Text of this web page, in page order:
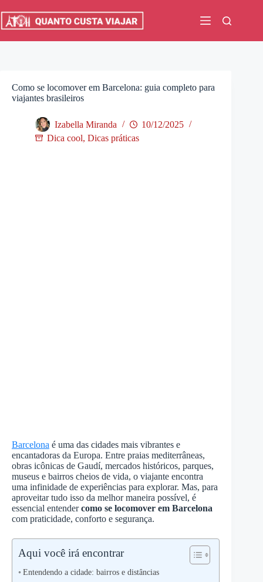
para
Como se locomover em Barcelona: guia completo para
viajantes brasileiros
Izabella Miranda
10/12/2025
Dica cool, Dicas práticas
Barcelona é uma das cidades mais vibrantes e
encantadoras da Europa. Entre praias mediterrâneas,
obras icônicas de Gaudí, mercados históricos, parques,
museus e bairros cheios de vida, o viajante encontra
uma infinidade de experiências para explorar. Mas, para
aproveitar tudo isso da melhor maneira possível, é
essencial entendercomo se locomover em Barcelona
com praticidade, conforto e segurança.
Aqui você irá encontrar
Entendendo a cidade: bairros e distâncias